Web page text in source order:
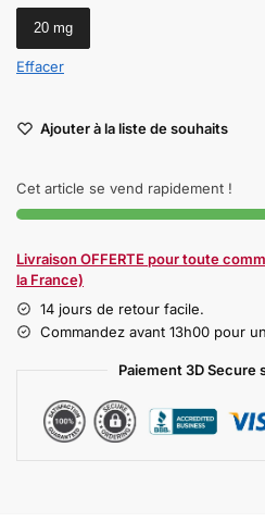
20 mg
Effacer
Ajouter à la liste de souhaits
Cet article se vend rapidement !
Livraison OFFERTE pour toute
la France)
14 jours de retour facile.
Commandez avant 13h00 pour
Paiement 3D Secure